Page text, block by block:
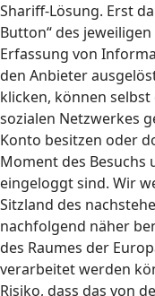
Shariff-Lösung. Erst
Button“ des
Erfassung von
den Anbieter
klicken, können
sozialen Netzwerkes
Konto besitzen oder
Moment des
eingeloggt sind. Wir
Sitzland des
nachfolgend näher
des Raumes der
verarbeitet werden
Risiko, dass das von